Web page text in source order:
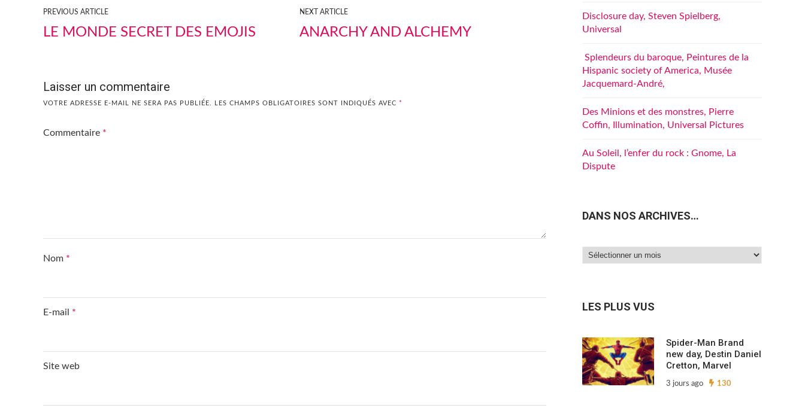
PREVIOUS ARTICLE
LE MONDE SECRET DES EMOJIS
NEXT ARTICLE
ANARCHY AND ALCHEMY
Laisser un commentaire
VOTRE ADRESSE E-MAIL NE SERA PAS PUBLIÉE. LES CHAMPS OBLIGATOIRES SONT INDIQUÉS AVEC *
Commentaire *
Nom *
E-mail *
Site web
Disclosure day, Steven Spielberg,
Universal
Splendeurs du baroque, Peintures de la
Hispanic society of America, Musée
Jacquemard-André,
Des Minions et des monstres, Pierre
Coffin, Illumination, Universal Pictures
Au Soleil, l’enfer du rock : Gnome, La
Dispute
DANS NOS ARCHIVES…
Dans
LES PLUS VUS
Spider-Man Brand
new day, Destin Daniel
Cretton, Marvel
3 jours ago 130